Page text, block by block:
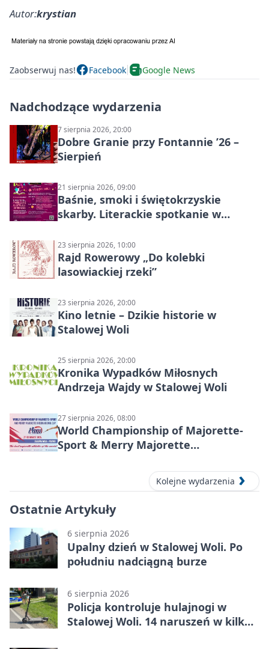
Autor:krystian
Zaobserwuj nas! Facebook Google News
Nadchodzące wydarzenia
7 sierpnia 2026, 20:00
Dobre Granie przy Fontannie ’26 –
Sierpień
21 sierpnia 2026, 09:00
Baśnie, smoki i świętokrzyskie
skarby. Literackie spotkanie w
23 sierpnia 2026, 10:00
Rajd Rowerowy „Do kolebki
lasowiackiej rzeki”
23 sierpnia 2026, 20:00
Kino letnie – Dzikie historie w
Stalowej Woli
25 sierpnia 2026, 20:00
Kronika Wypadków Miłosnych
Andrzeja Wajdy w Stalowej Woli
27 sierpnia 2026, 08:00
World Championship of Majorette-
Sport & Merry Majorette
Kolejne wydarzenia
Ostatnie Artykuły
6 sierpnia 2026
Upalny dzień w Stalowej Woli. Po
południu nadciągną burze
6 sierpnia 2026
Policja kontroluje hulajnogi w
Stalowej Woli. 14 naruszeń w kilka